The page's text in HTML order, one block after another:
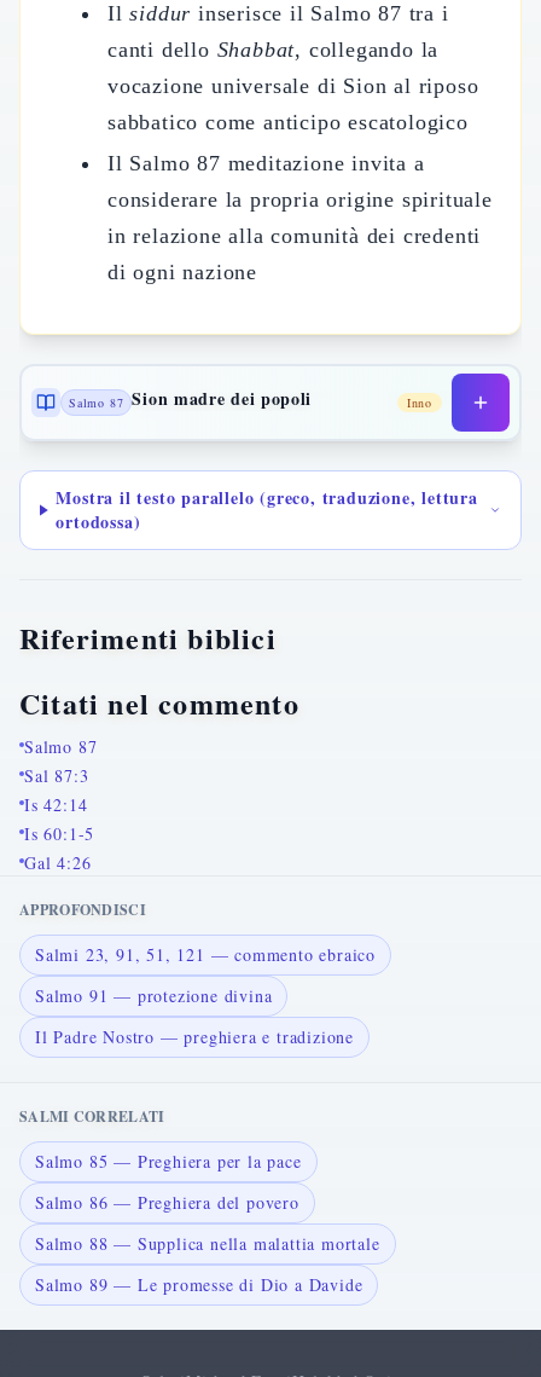
Ilsiddur inserisce il Salmo 87 tra i
canti dello Shabbat, collegando la
vocazione universale di Sion al riposo
sabbatico come anticipo escatologico
Il Salmo 87 meditazione invita a
considerare la propria origine spirituale
in relazione alla comunità dei credenti
di ogni nazione
Salmo 87 Sion madre dei popoli Inno
Mostra il testo parallelo (greco, traduzione, lettura
ortodossa)
Riferimenti biblici
Citati nel commento
Salmo 87
Sal 87:3
Is 42:14
Is 60:1-5
Gal 4:26
APPROFONDISCI
Salmi 23, 91, 51, 121 — commento ebraico
Salmo 91 — protezione divina
Il Padre Nostro — preghiera e tradizione
SALMI CORRELATI
Salmo 85 — Preghiera per la pace
Salmo 86 — Preghiera del povero
Salmo 88 — Supplica nella malattia mortale
Salmo 89 — Le promesse di Dio a Davide